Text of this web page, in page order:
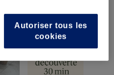
Autoriser tous les
cookies